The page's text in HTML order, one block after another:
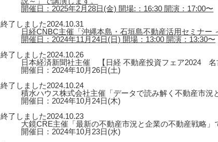
開催日：2025年2月28日(金) 開場:：16:30 開演：17:00〜
終了しました2024.10.31
日経CNBC主催「沖縄本島・石垣島不動産活用セミナー
開催日：2024年11月24日(日) 開場：13:00 開演：13:30〜
終了しました2024.10.26
日本経済新聞社主催 【日経 不動産投資フェア2024 名
開催日：2024年10月26日(土)
終了しました2024.10.24
積水ハウス株式会社主催「データで読み解く不動産市況
開催日：2024年10月24日(木)
終了しました2024.10.23
大鏡CRE主催「最新の不動産市況と企業の不動産戦略」
開催日：2024年10月23日(水)